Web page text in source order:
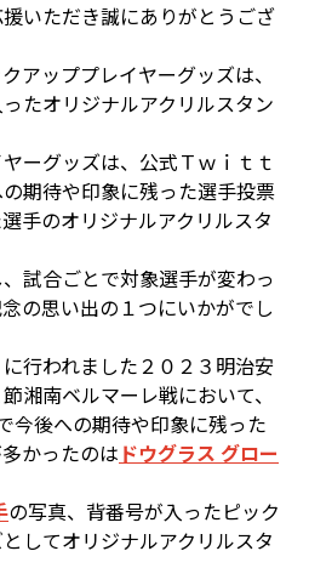
いただき誠にありがとうござ
アッププレイヤーグッズは、
たオリジナルアクリルスタン
ーグッズは、公式Ｔｗｉｔｔ
期待や印象に残った選手投票
手のオリジナルアクリルスタ
試合ごとで対象選手が変わっ
の思い出の１つにいかがでし
行われました２０２３明治安
湘南ベルマーレ戦において、
後への期待や印象に残った
かったのは ドウグラス グロー
の写真、背番号が入ったピック
してオリジナルアクリルスタ